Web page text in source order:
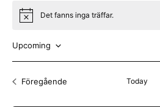
N
i
Det fanns inga träffar.
Upcoming
V
ä Föregående
Today